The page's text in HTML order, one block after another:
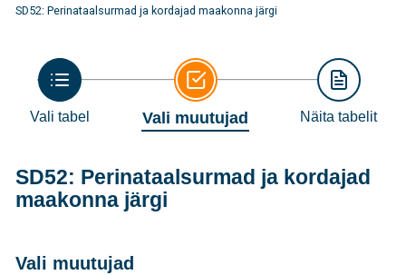
SD52: Perinataalsurmad ja kordajad maakonna järgi
Vali tabel Vali muutujad Näita tabelit
SD52: Perinataalsurmad ja kordajad
maakonna järgi
Vali muutujad